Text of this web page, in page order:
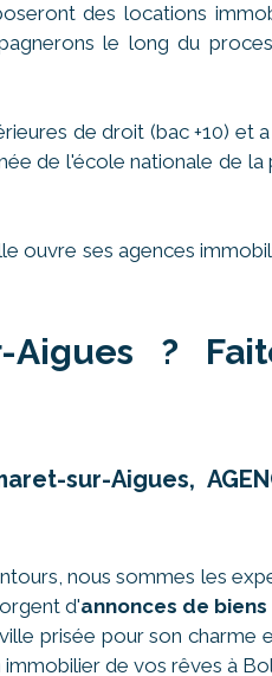
des locations
le long du
de droit (bac +10) et
de l'école nationale de
ouvre ses agences
Aigues ?
Aigues,
nous sommes les
d'annonces de
prisée pour son charme
de vos rêves à